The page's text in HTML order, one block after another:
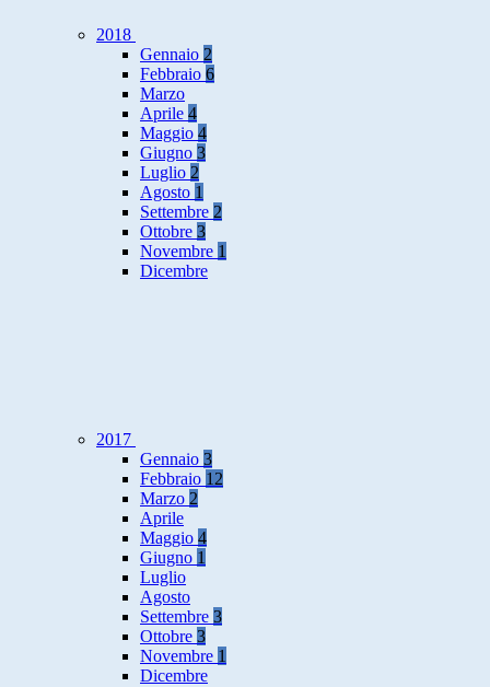
2018
Gennaio 2
Febbraio 6
Marzo
Aprile 4
Maggio 4
Giugno 3
Luglio 2
Agosto 1
Settembre 2
Ottobre 3
Novembre 1
Dicembre
2017
Gennaio 3
Febbraio 12
Marzo 2
Aprile
Maggio 4
Giugno 1
Luglio
Agosto
Settembre 3
Ottobre 3
Novembre 1
Dicembre